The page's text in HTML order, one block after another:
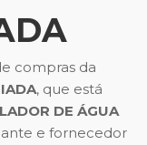
compras da
, que está
DE ÁGUA
e fornecedor